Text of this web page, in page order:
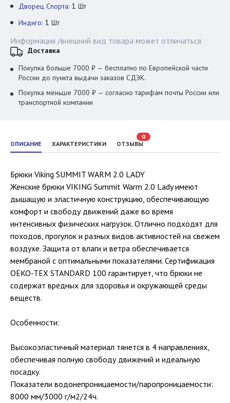
ОПИСАНИЕ ХАРАКТЕРИСТИКИ ОТЗЫВЫ
0
Брюки Viking SUMMIT WARM 2.0 LADY
Женские брюки VIKING Summit Warm 2.0 Lady имеют
дышащую и эластичную конструкцию, обеспечивающую
комфорт и свободу движений даже во время
интенсивных физических нагрузок. Отлично подходят для
походов, прогулок и разных видов активностей на свежем
воздухе. Защита от влаги и ветра обеспечивается
мембраной c оптимальными показателями. Сертификация
OEKO-TEX STANDARD 100 гарантирует, что брюки не
содержат вредных для здоровья и окружающей среды
веществ.
Особенности:
Высокоэластичный материал тянется в 4 направлениях,
обеспечивая полную свободу движений и идеальную
посадку.
Показатели водонепроницаемости/паропроницаемости:
8000 мм/3000 г/м2/24ч.
Дворец Спорта: 1 Шт
Индиго: 1 Шт
Информация /внешний вид товара может отличаться
Доставка
Покупка больше 7000 ₽ — бесплатно по Европейской части
России до пункта выдачи заказов СДЭК.
Покупка меньше 7000 ₽ — согласно тарифам почты России или
транспортной компании